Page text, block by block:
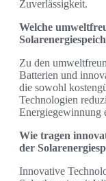
Zuverlässigkeit.
Welche
Zu den
Batterien und
die sowohl
Technologien
Energiegewinnung
Wie tragen
der
Innovative